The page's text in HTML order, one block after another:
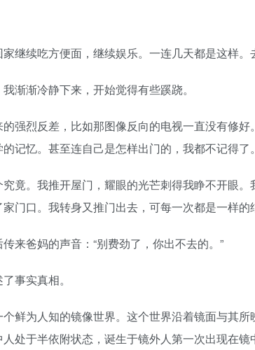
继续吃方便面，继续娱乐。一连几天都是这样。
渐渐冷静下来，开始觉得有些蹊跷。
强烈反差，比如那图像反向的电视一直没有修
记忆。甚至连自己是怎样出门的，我都不记得了。
竟。我推开屋门，耀眼的光芒刺得我睁不开眼
门口。我转身又推门出去，可每一次都是一样的
来爸妈的声音：“别费劲了，你出不去的。”
事实真相。
鲜为人知的镜像世界。这个世界沿着镜面与其
处于半依附状态，诞生于镜外人第一次出现在